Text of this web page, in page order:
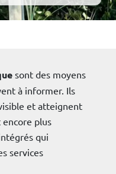
sont des moyens
à informer. Ils
et atteignent
encore plus
qui
services